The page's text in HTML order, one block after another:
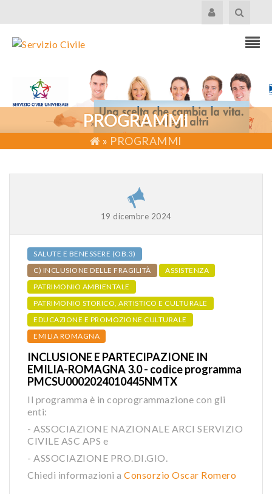
PROGRAMMI
» PROGRAMMI
19 dicembre 2024
SALUTE E BENESSERE (OB.3)
C) INCLUSIONE DELLE FRAGILITÀ
ASSISTENZA
PATRIMONIO AMBIENTALE
PATRIMONIO STORICO, ARTISTICO E CULTURALE
EDUCAZIONE E PROMOZIONE CULTURALE
EMILIA ROMAGNA
INCLUSIONE E PARTECIPAZIONE IN
EMILIA-ROMAGNA 3.0 - codice programma
PMCSU0002024010445NMTX
Il programma è in coprogrammazione con gli
enti:
- ASSOCIAZIONE NAZIONALE ARCI SERVIZIO
CIVILE ASC APS e
- ASSOCIAZIONE PRO.DI.GIO.
Chiedi informazioni a Consorzio Oscar Romero